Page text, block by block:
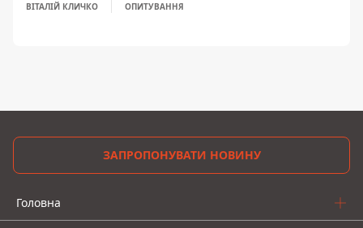
ВІТАЛІЙ КЛИЧКО ОПИТУВАННЯ
ЗАПРОПОНУВАТИ НОВИНУ
Головна